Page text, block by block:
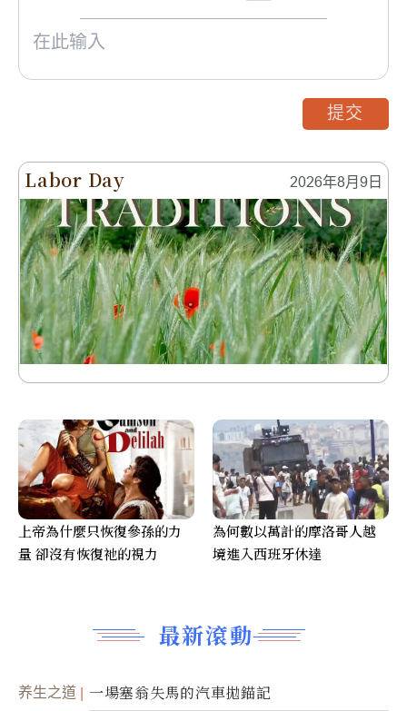
Labor Day 2026年8月9日
最新滾動
养生之道 一場塞翁失馬的汽車拋錨記
提交
上帝為什麼只恢復參孫的力
量 卻沒有恢復祂的視力
為何數以萬計的摩洛哥人越
境進入西班牙休達